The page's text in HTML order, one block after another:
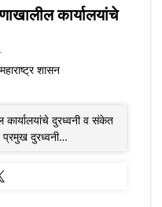
कार्यालयांचे
शासन
कार्यालयांचे दुरध्वनी व संकेत
प्रमुख दुरध्वनी…